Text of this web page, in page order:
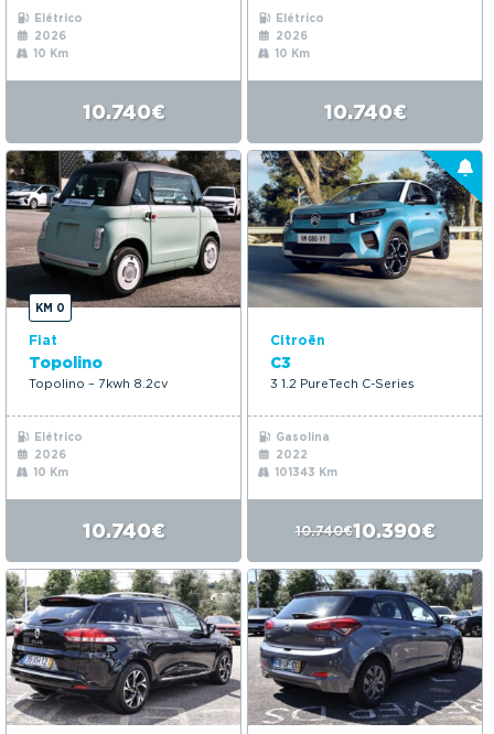
Elétrico
2026
10 Km
10.740€
Elétrico
2026
10 Km
10.740€
KM 0
Fiat
Topolino
Topolino – 7kwh 8.2cv
Elétrico
2026
10 Km
10.740€
Citroën
C3
3 1.2 PureTech C-Series
Gasolina
2022
101343 Km
10.740€10.390€